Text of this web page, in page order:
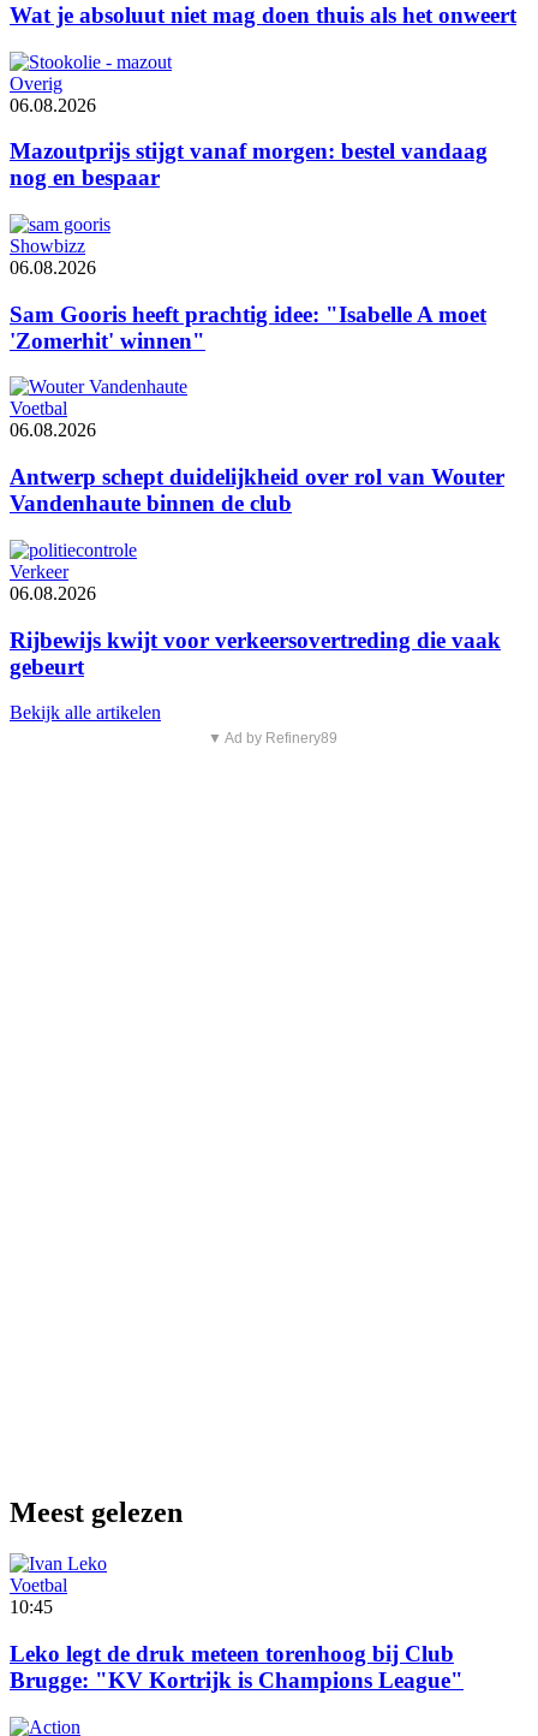
Wat je absoluut niet mag doen thuis als het onweert
Overig
06.08.2026
Mazoutprijs stijgt vanaf morgen: bestel vandaag
nog en bespaar
Showbizz
06.08.2026
Sam Gooris heeft prachtig idee: "Isabelle A moet
'Zomerhit' winnen"
Voetbal
06.08.2026
Antwerp schept duidelijkheid over rol van Wouter
Vandenhaute binnen de club
Verkeer
06.08.2026
Rijbewijs kwijt voor verkeersovertreding die vaak
gebeurt
Bekijk alle artikelen
▼ Ad by Refinery89
Meest gelezen
Voetbal
10:45
Leko legt de druk meteen torenhoog bij Club
Brugge: "KV Kortrijk is Champions League"